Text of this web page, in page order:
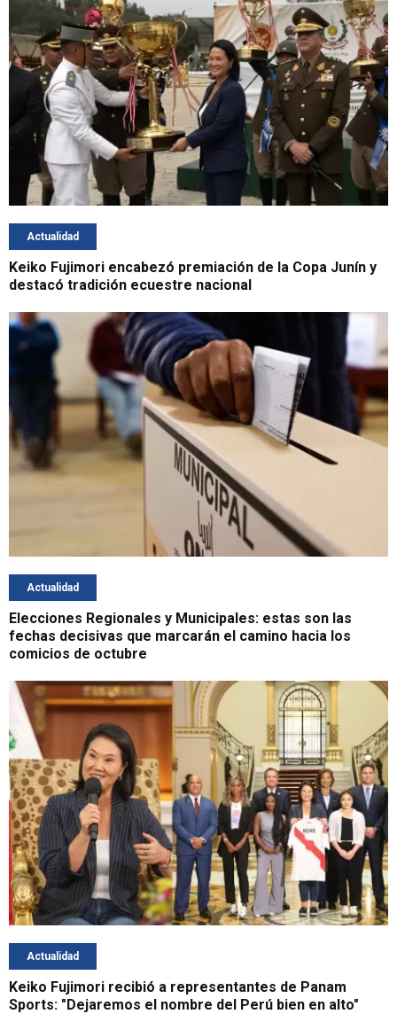
Actualidad
Keiko Fujimori encabezó premiación de la Copa Junín y
destacó tradición ecuestre nacional
Actualidad
Elecciones Regionales y Municipales: estas son las
fechas decisivas que marcarán el camino hacia los
comicios de octubre
Actualidad
Keiko Fujimori recibió a representantes de Panam
Sports: "Dejaremos el nombre del Perú bien en alto"